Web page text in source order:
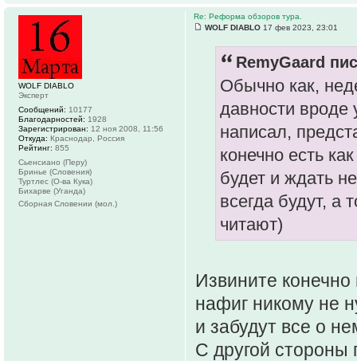
Re: Реформа обзоров тура.
WOLF DIABLO 17 фев 2023, 23:01
RemyGaard
Обычно как,
давности вроде
написал,
конечно есть
будет и ждать
всегда будут, а
читают)
Извините
нафиг никому не
и забудут все о
С другой стороны
WOLF DIABLO
Эксперт
Сообщений: 10177
Благодарностей: 1928
Зарегистрирован: 12 ноя 2008, 11:56
Откуда: Краснодар, Россия
Рейтинг: 855
Сьенсиано (Перу)
Бринье (Словения)
Туртлес (О-ва Кука)
Бихарве (Уганда)
Сборная Словении (мол.)